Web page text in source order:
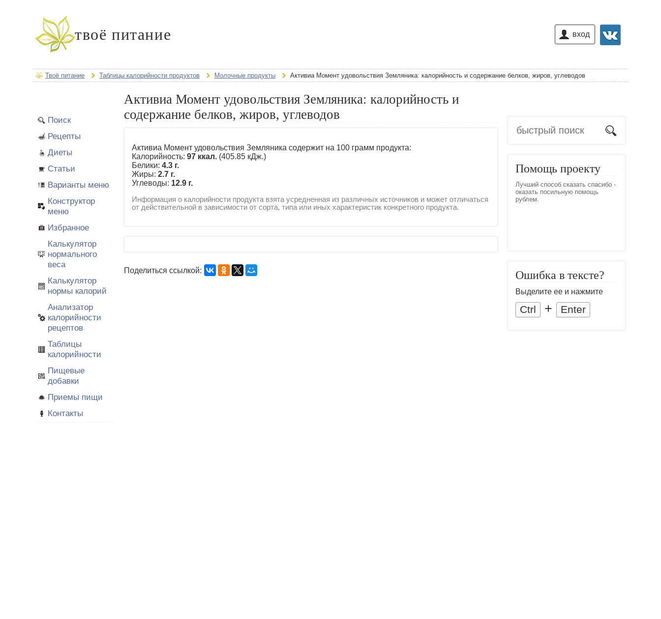
твоё питание вход
Твоё питание Таблицы калорийности продуктов Молочные продукты Активиа Момент удовольствия Земляника: калорийность и содержание белков, жиров, углеводов
Поиск
Рецепты
Диеты
Статьи
Варианты меню
Конструктор
меню
Избранное
Калькулятор
нормального
веса
Калькулятор
нормы калорий
Анализатор
калорийности
рецептов
Таблицы
калорийности
Пищевые
добавки
Приемы пищи
Контакты
Активиа Момент удовольствия Земляника: калорийность и
содержание белков, жиров, углеводов
Активиа Момент удовольствия Земляника содержит на 100 грамм продукта:
Калорийность: 97 ккал. (405.85 кДж.)
Белики: 4.3 г.
Жиры: 2.7 г.
Углеводы: 12.9 г.
Информация о калорийности продукта взята усредненная из различных источников и может отличаться
от действительной в зависимости от сорта, типа или иных характеристик конкретного продукта.
Поделиться ссылкой:
Помощь проекту
Лучший способ сказать спасибо -
оказать посильную помощь
рублем.
Ошибка в тексте?
Выделите ее и нажмите
Ctrl + Enter